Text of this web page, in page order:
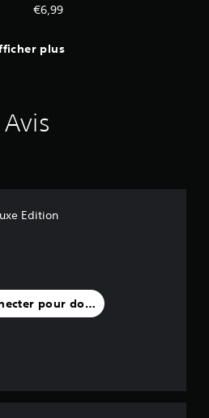
€6,99
plus
Avis
Edition
pour donner un avis